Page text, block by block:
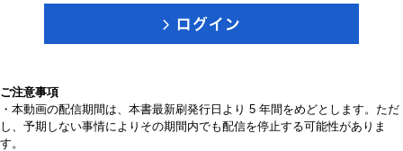
ご注意事項
・本動画の配信期間は、本書最新刷発行日より 5 年間をめどとします。ただ
し、予期しない事情によりその期間内でも配信を停止する可能性がありま
す。